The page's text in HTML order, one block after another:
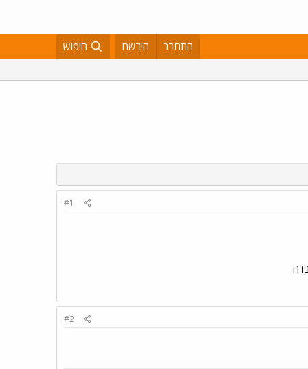
התחבר הירשם חיפוש
#1
#2